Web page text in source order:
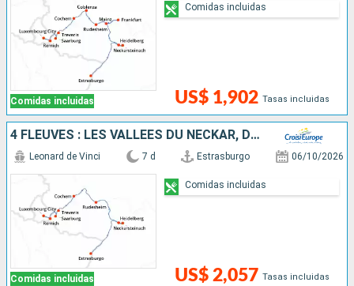
Comidas incluidas US$ 1,902 Tasas incluidas
Comidas incluidas
4 FLEUVES : LES VALLÉES DU NECKAR, DU RHIN ROMANTIQUE, DE LA MOSELLE ET DE LA SARRE
Comidas incluidas
Leonard de Vinci 7 d Estrasburgo 06/10/2026
US$ 2,057 Tasas incluidas
Comidas incluidas